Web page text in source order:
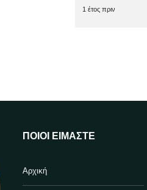
1 έτος πριν
ΠΟΙΟΙ ΕΊΜΑΣΤΕ
Αρχική